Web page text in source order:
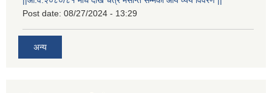
Post date: 08/27/2024 - 13:29
अन्य